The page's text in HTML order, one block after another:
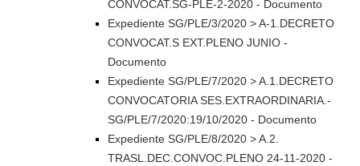
CONVOCAT.SG-PLE-2-2020 - Documento
Expediente SG/PLE/3/2020 > A-1.DECRETO
CONVOCAT.S EXT.PLENO JUNIO -
Documento
Expediente SG/PLE/7/2020 > A.1.DECRETO
CONVOCATORIA SES.EXTRAORDINARIA.-
SG/PLE/7/2020:19/10/2020 - Documento
Expediente SG/PLE/8/2020 > A.2.
TRASL.DEC.CONVOC.PLENO 24-11-2020 -